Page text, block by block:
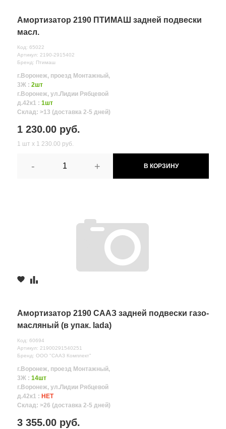
Амортизатор 2190 ПТИМАШ задней подвески
масл.
Код: 65022
Артикул: 2190-2915402
Бренд: Птимаш
г.Воронеж, проезд Монтажный,
3Ж : 2шт
г.Воронеж, ул.Лидии Рябцевой
д.42к1 : 1шт
Склад: >13 (доставка 2-5 дней)
1 230.00 руб.
1 шт х 1 230.00 руб.
- + В КОРЗИНУ
Амортизатор 2190 СААЗ задней подвески газо-
масляный (в упак. lada)
Код: 60694
Артикул: 21900291540251
Бренд: ООО "СААЗ Комплект"
г.Воронеж, проезд Монтажный,
3Ж : 14шт
г.Воронеж, ул.Лидии Рябцевой
д.42к1 : НЕТ
Склад: >26 (доставка 2-5 дней)
3 355.00 руб.